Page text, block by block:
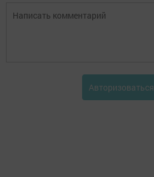
Авторизоваться